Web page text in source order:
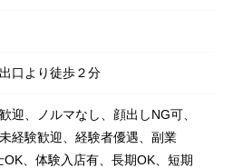
口より徒歩２分
迎、ノルマなし、顔出しNG可、
経験歓迎、経験者優遇、副業
OK、体験入店有、長期OK、短期